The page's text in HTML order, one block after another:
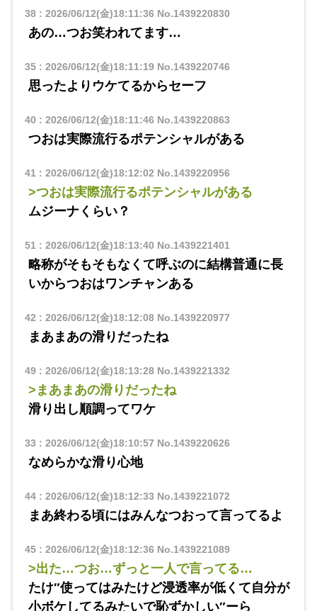
38: 2026/06/12(金)18:11:36 No.1439220830
あの…つお笑われてます…
35: 2026/06/12(金)18:11:19No.1439220746
思ったよりウケてるからセーフ
40 : 2026/06/12(金)18:11:46 No.1439220863
つおは実際流行るポテンシャルがある
41: 2026/06/12(金)18:12:02 No.1439220956
>つおは実際流行るポテンシャルがある
ムジーナくらい？
51: 2026/06/12(金)18:13:40 No.1439221401
略称がそもそもなくて呼ぶのに結構普通に長
いからつおはワンチャンある
42 : 2026/06/12(金)18:12:08No.1439220977
まあまあの滑りだったね
49: 2026/06/12(金)18:13:28No.1439221332
>まあまあの滑りだったね
滑り出し順調ってワケ
33 : 2026/06/12(金)18:10:57 No.1439220626
なめらかな滑り心地
44: 2026/06/12(金)18:12:33 No.1439221072
まあ終わる頃にはみんなつおって言ってるよ
45: 2026/06/12(金)18:12:36 No.1439221089
>出た…つお…ずっと一人で言ってる…
たけ″使ってはみたけど浸透率が低くて自分が
小ボケしてるみたいで恥ずかしい″ーら